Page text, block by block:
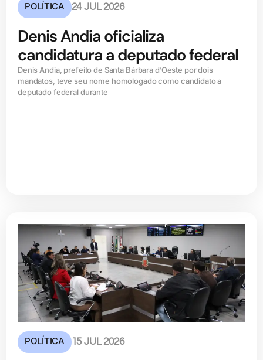
POLÍTICA 24 JUL 2026
Denis Andia oficializa
candidatura a deputado federal
Denis Andia, prefeito de Santa Bárbara d’Oeste por dois
mandatos, teve seu nome homologado como candidato a
deputado federal durante
POLÍTICA 15 JUL 2026